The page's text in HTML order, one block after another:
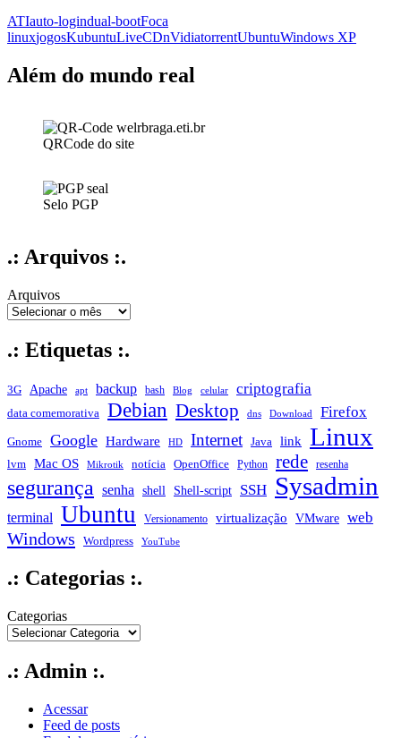
passo-
ATIauto-logindual-bootFoca
linuxjogosKubuntuLiveCDnVidiatorrentUbuntuWindows XP
Além do mundo real
QRCode do site
Selo PGP
.: Arquivos :.
Arquivos
.: Etiquetas :.
3G Apache apt backup bash Blog celular criptografia
data comemorativa Debian Desktop dns Download Firefox
Gnome Google Hardware HD Internet Java link Linux
lvm Mac OS Mikrotik notícia OpenOffice Python rede resenha
segurança senha shell Shell-script SSH Sysadmin
terminal Ubuntu Versionamento virtualização VMware web
Windows Wordpress YouTube
.: Categorias :.
Categorias
.: Admin :.
Acessar
Feed de posts